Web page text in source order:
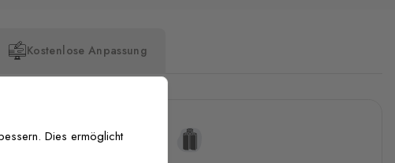
Kostenlose Anpassung
Dies ermöglicht